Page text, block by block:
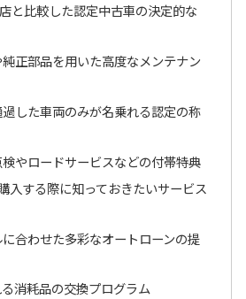
と比較した認定中古車の決定的な
正部品を用いた高度なメンテナン
した車両のみが名乗れる認定の称
やロードサービスなどの付帯特典
入する際に知っておきたいサービス
合わせた多彩なオートローンの提
消耗品の交換プログラム